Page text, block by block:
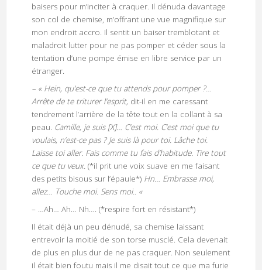
baisers pour m’inciter à craquer. Il dénuda davantage
son col de chemise, m’offrant une vue magnifique sur
mon endroit accro. Il sentit un baiser tremblotant et
maladroit lutter pour ne pas pomper et céder sous la
tentation d’une pompe émise en libre service par un
étranger.
– « Hein, qu’est-ce que tu attends pour pomper ?…
Arrête de te triturer l’esprit, dit-il en me caressant
tendrement l’arrière de la tête tout en la collant à sa
peau. Camille, je suis [X]… C’est moi. C’est moi que tu
voulais, n’est-ce pas ? Je suis là pour toi. Lâche toi.
Laisse toi aller. Fais comme tu fais d’habitude. Tire tout
ce que tu veux. (*il prit une voix suave en me faisant
des petits bisous sur l’épaule*)Hn… Embrasse moi,
allez… Touche moi. Sens moi.. «
– …Ah… Ah… Nh…. (*respire fort en résistant*)
Il était déjà un peu dénudé, sa chemise laissant
entrevoir la moitié de son torse musclé. Cela devenait
de plus en plus dur de ne pas craquer. Non seulement
il était bien foutu mais il me disait tout ce que ma furie